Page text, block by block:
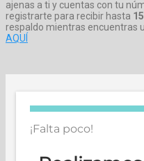
ajenas a ti y cuentas con tu
registrarte para recibir hasta
respaldo mientras encuentras
AQUÍ